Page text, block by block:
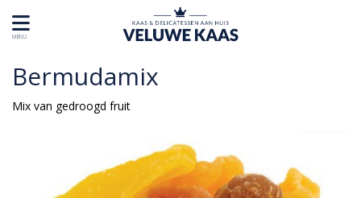
MENU
Bermudamix
Mix van gedroogd fruit